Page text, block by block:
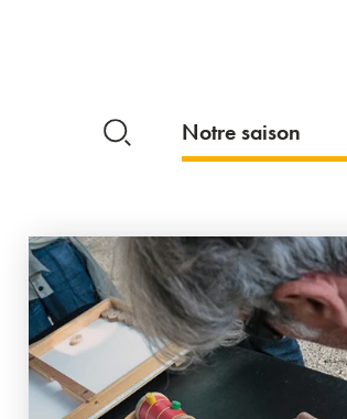
Notre saison